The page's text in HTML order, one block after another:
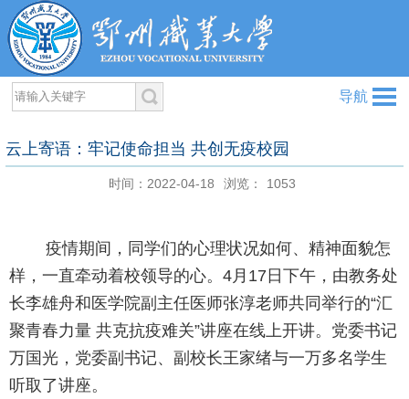
导航
​云上寄语：牢记使命担当 共创无疫校园
时间：2022-04-18 浏览： 1053
疫情期间，同学们的心理状况如何、精神面貌怎
样，一直牵动着校领导的心。4月17日下午，由教务处
长李雄舟和医学院副主任医师张淳老师共同举行的“汇
聚青春力量 共克抗疫难关”讲座在线上开讲。党委书记
万国光，党委副书记、副校长王家绪与一万多名学生
听取了讲座。